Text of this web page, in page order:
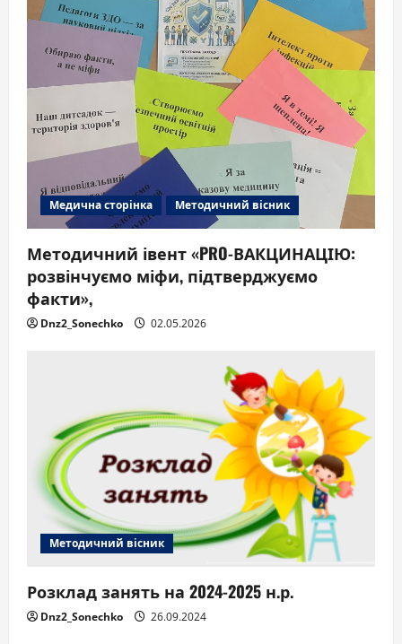
Медична сторінка Методичний вісник
Методичний івент «PRO-ВАКЦИНАЦІЮ:
розвінчуємо міфи, підтверджуємо
факти»,
Dnz2_Sonechko 02.05.2026
Методичний вісник
Розклад занять на 2024-2025 н.р.
Dnz2_Sonechko 26.09.2024